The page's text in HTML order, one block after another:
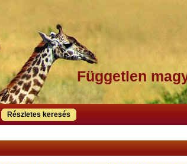
Független
Részletes keresés